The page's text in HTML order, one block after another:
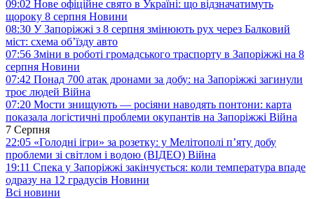
09:02 Нове офіційне свято в Україні: що відзначатимуть
щороку 8 серпня Новини
08:30 У Запоріжжі з 8 серпня змінюють рух через Балковий
міст: схема об’їзду авто
07:56 Зміни в роботі громадського траспорту в Запоріжжі на 8
серпня Новини
07:42 Понад 700 атак дронами за добу: на Запоріжжі загинули
троє людей Війна
07:20 Мости знищують — росіяни наводять понтони: карта
показала логістичні проблеми окупантів на Запоріжжі Війна
7 Серпня
22:05 «Голодні ігри» за розетку: у Мелітополі п’яту добу
проблеми зі світлом і водою (ВІДЕО) Війна
19:11 Спека у Запоріжжі закінчується: коли температура впаде
одразу на 12 градусів Новини
Всі новини